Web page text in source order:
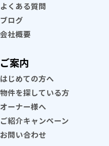
よくある質問
ブログ
会社概要
ご案内
はじめての方へ
物件を探している方
オーナー様へ
ご紹介キャンペーン
お問い合わせ